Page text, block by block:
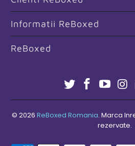
Informatii ReBoxed
ReBoxed
© 2026 ReBoxed Romania. Marca
rezervate.